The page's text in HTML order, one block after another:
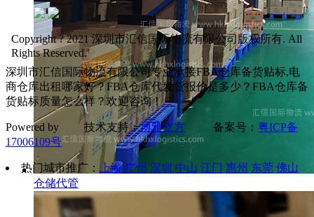
仓储代管
Copyright ? 2021 深圳市汇信国际物流有限公司版权所有. All
Rights Reserved.
深圳市汇信国际物流有限公司专业承接FBA仓库备货贴标,电
商仓库出租哪家好？FBA仓库代发货报价是多少？FBA仓库备
货贴标质量怎么样？欢迎咨询！
Powered by 技术支持：博雅立方 备案号： 粤ICP备
17006109号
热门城市推广：上海 广州 深圳 中山 江门 惠州 东莞 佛山